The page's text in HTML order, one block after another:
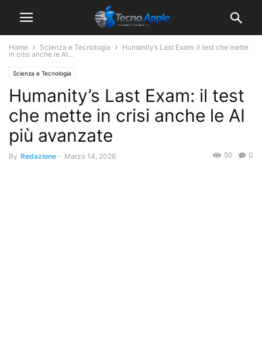
Home Scienza e Tecnologia
Humanity’s Last Exam: il test che mette
in crisi anche le AI...
Scienza e Tecnologia
Humanity’s Last Exam: il test
che mette in crisi anche le AI
più avanzate
By Redazione - Marzo 14, 2026 0
50